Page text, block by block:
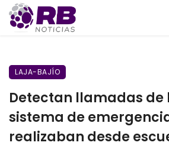
LAJA-BAJÍO
Detectan llamadas de
sistema de
realizaban desde